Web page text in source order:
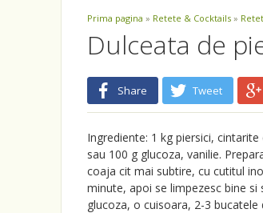
Prima pagina » Retete & Cocktails »
Dulceata de
Share Tweet
Ingrediente: 1 kg piersici,
sau 100 g glucoza, vanilie.
coaja cit mai subtire, cu cutitul
minute, apoi se limpezesc bine
glucoza, o cuisoara, 2-3